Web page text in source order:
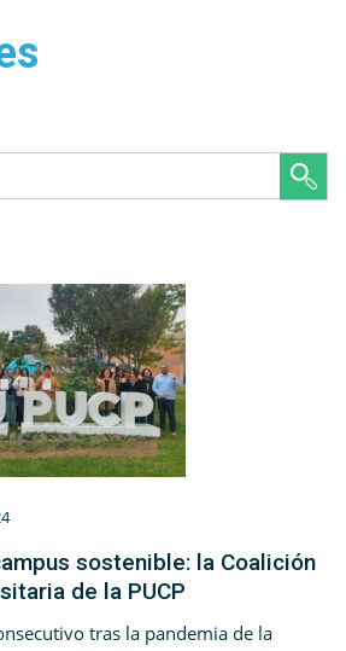
sostenible: la Coalición
de la PUCP
tras la pandemia de la